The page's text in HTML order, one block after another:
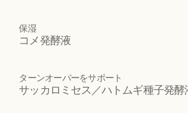
保湿
コメ発酵液
ターンオーバーをサポート
サッカロミセス／ハトムギ種子発酵